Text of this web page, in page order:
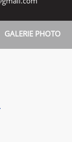
GALERIE PHOTO